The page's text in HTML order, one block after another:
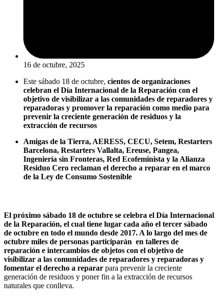
16 de octubre, 2025
Este sábado 18 de octubre, cientos de organizaciones
celebran el Día Internacional de la Reparación con el
objetivo de visibilizar a las comunidades de reparadores y
reparadoras y promover la reparación como medio para
prevenir la creciente generación de residuos y la
extracción de recursos
Amigas de la Tierra, AERESS, CECU, Setem, Restarters
Barcelona, Restarters Vallalta, Ereuse, Pangea,
Ingeniería sin Fronteras, Red Ecofeminista y la Alianza
Residuo Cero reclaman el derecho a reparar en el marco
de la Ley de Consumo Sostenible
El próximo sábado 18 de octubre se celebra el Día Internacional
de la Reparación, el cual tiene lugar cada año el tercer sábado
de octubre en todo el mundo desde 2017. A lo largo del mes de
octubre miles de personas participarán en talleres de
reparación e intercambios de objetos con el objetivo de
visibilizar a las comunidades de reparadores y reparadoras y
fomentar el derecho a reparar para prevenir la creciente
generación de residuos y poner fin a la extracción de recursos
naturales que conlleva.